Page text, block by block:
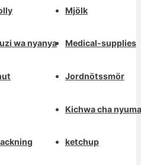
wa nyanya
Mjölk
Medical-supplies
Jordnötssmör
Kichwa cha nyuma
ketchup